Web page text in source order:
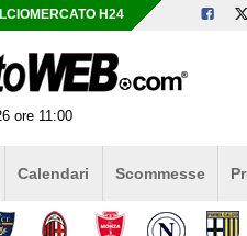
H24
ore 11:00
Calendari Scommesse